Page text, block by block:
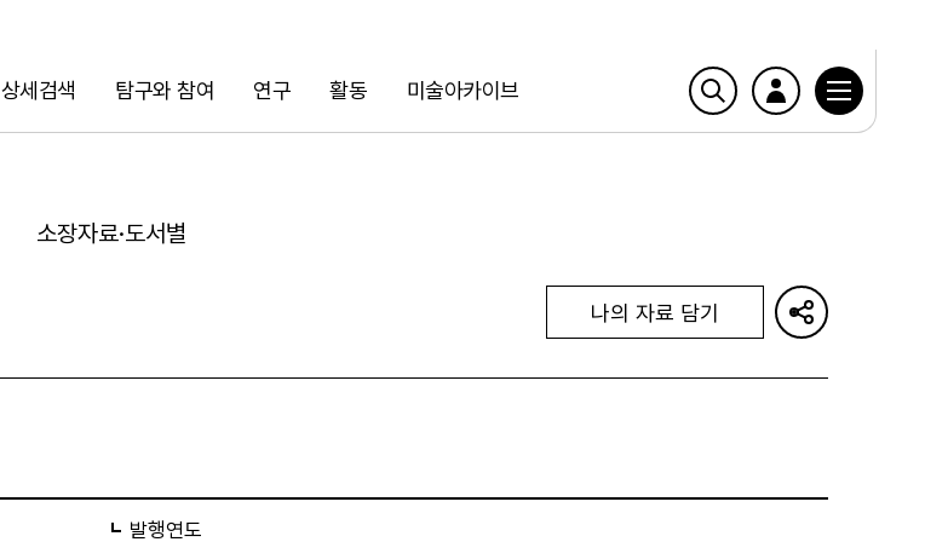
상세검색 탐구와 참여 연구 활동 미술아카이브
검색
소장자료·도서별
나의 자료 담기
발행연도